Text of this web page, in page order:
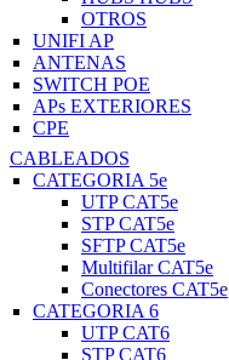
OTROS
UNIFI AP
ANTENAS
SWITCH POE
APs EXTERIORES
CPE
CABLEADOS
CATEGORIA 5e
UTP CAT5e
STP CAT5e
SFTP CAT5e
Multifilar CAT5e
Conectores CAT5e
CATEGORIA 6
UTP CAT6
STP CAT6